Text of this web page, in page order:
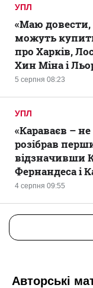
УПЛ
5 серпня 08:23
«Маю
можуть
про Харків,
Хин Міна і
УПЛ
4 серпня 09:55
«Караваєв –
розібрав
відзначивши
Фернандеса і
Авторські